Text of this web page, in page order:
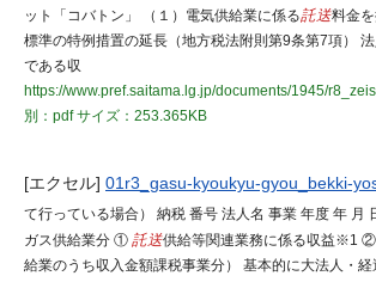
ット「コバトン」 （１）電気供給業に係る託送料金
標準の特例措置の延長（地方税法附則第9条第7項）
である収
https://www.pref.saitama.lg.jp/documents/1945/
別：pdfサイズ：253.365KB
[エクセル] 01r3_gasu-kyoukyu-gyou_bekki-
て行っている場合） 納税 番号 法人名 事業 年度 年 月
ガス供給業分 ① 託送供給等関連業務に係る収益※1
給業のうち収入金額課税事業分） 基本的に大法人・